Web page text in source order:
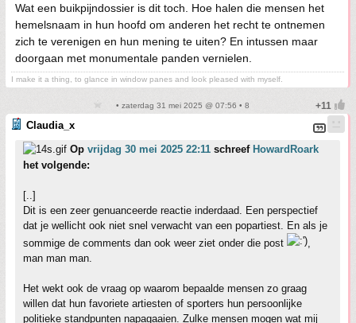
Wat een buikpijndossier is dit toch. Hoe halen die mensen het
hemelsnaam in hun hoofd om anderen het recht te ontnemen
zich te verenigen en hun mening te uiten? En intussen maar
doorgaan met monumentale panden vernielen.
I make it a thing, to glance in window panes and look pleased with myself.
• zaterdag 31 mei 2025 @ 07:56 • 8
Claudia_x
Op vrijdag 30 mei 2025 22:11 schreef HowardRoark
het volgende:
[..]
Dit is een zeer genuanceerde reactie inderdaad. Een perspectief
dat je wellicht ook niet snel verwacht van een popartiest. En als je
sommige de comments dan ook weer ziet onder die post
man man man.
Het wekt ook de vraag op waarom bepaalde mensen zo graag
willen dat hun favoriete artiesten of sporters hun persoonlijke
politieke standpunten napagaaien. Zulke mensen mogen wat mij